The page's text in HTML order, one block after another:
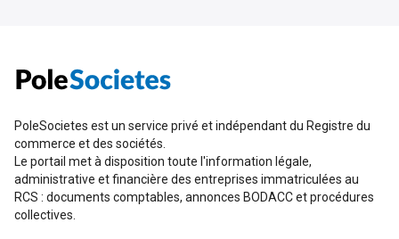
PoleSocietes est un service privé et indépendant du Registre du
commerce et des sociétés.
Le portail met à disposition toute l'information légale,
administrative et financière des entreprises immatriculées au
RCS : documents comptables, annonces BODACC et procédures
collectives.